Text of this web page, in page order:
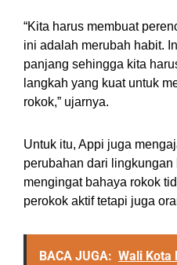
“Kita harus membuat
ini adalah merubah habit.
panjang sehingga kita
langkah yang kuat untuk
rokok,” ujarnya.
Untuk itu, Appi juga
perubahan dari
mengingat bahaya rokok
perokok aktif tetapi juga
BACA JUGA: Wali Kota